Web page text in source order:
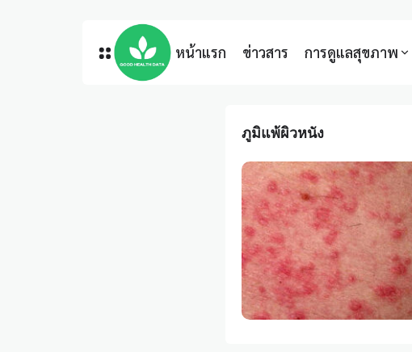
หน้าแรก ข่าวสาร การดูแลสุขภาพ
ภูมิแพ้ผิวหนัง